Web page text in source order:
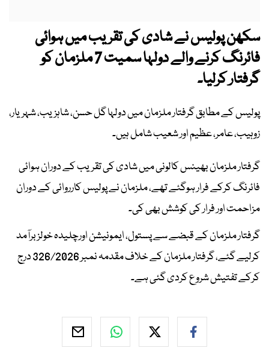
سکھن پولیس نے شادی کی تقریب میں ہوائی
فائرنگ کرنے والے دولہا سمیت 7 ملزمان کو
گرفتار کرلیا۔
پولیس کے مطابق گرفتار ملزمان میں دولہا گل حسن، شاہزیب، شہریار،
زوہیب، عامر، عظیم اور شعیب شامل ہیں۔
گرفتار ملزمان بھینس کالونی میں شادی کی تقریب کے دوران ہوائی
فائرنگ کرکے فرار ہوگئے تھے، ملزمان نے پولیس کارروائی کے دوران
مزاحمت اور فرار کی کوشش بھی کی۔
گرفتار ملزمان کے قبضے سے پستول، ایمونیشن اورچلیدہ خولز برآمد
کرلیے گئے، گرفتار ملزمان کے خلاف مقدمہ نمبر 326/2026 درج
کرکے تفتیش شروع کردی گئی ہے۔